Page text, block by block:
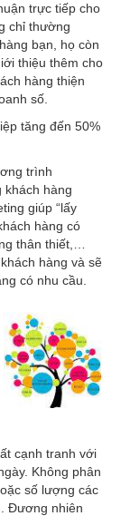
trực tiếp cho
chỉ thường
bạn, họ còn
thiệu thêm cho
hàng thiện
số.
tăng đến 50%
trình
khách hàng
giúp “lấy
hàng có
thân thiết,…
hàng và sẽ
có nhu cầu.
cạnh tranh với
Không phân
số lượng các
Đương nhiên